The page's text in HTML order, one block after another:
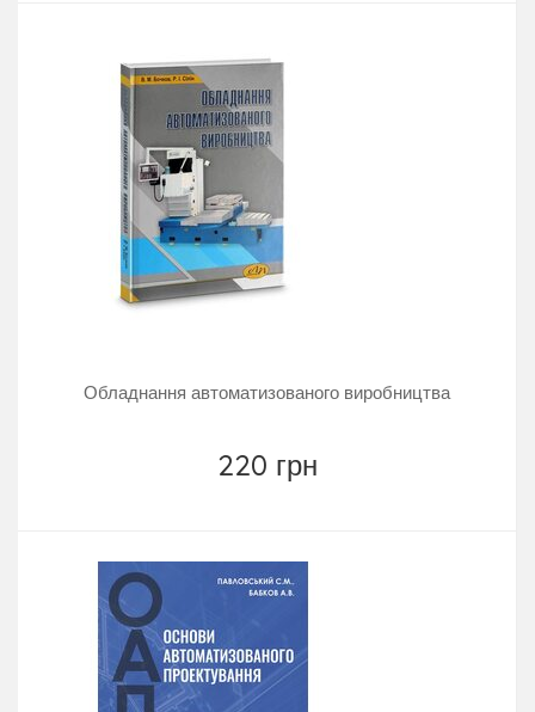
Обладнання автоматизованого виробництва
220 грн